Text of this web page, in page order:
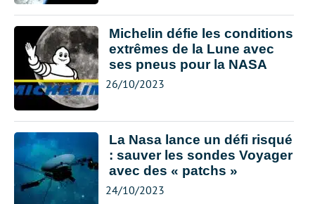
Michelin défie les conditions
extrêmes de la Lune avec
ses pneus pour la NASA
26/10/2023
La Nasa lance un défi risqué
: sauver les sondes Voyager
avec des « patchs »
24/10/2023